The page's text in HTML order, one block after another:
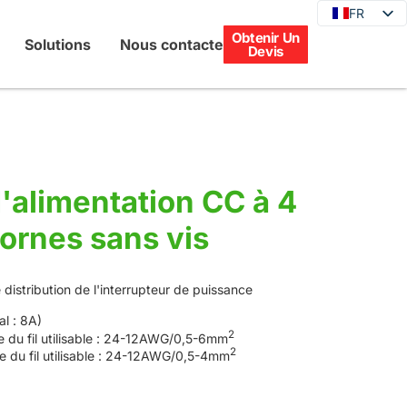
Solutions Nous contacter Obtenir Un
Devis
FR
FR
CC à 4
sans vis
de l'interrupteur de puissance
: 8A)
fil utilisable : 24-12AWG/0,5-6mm2
du fil utilisable : 24-12AWG/0,5-4mm2